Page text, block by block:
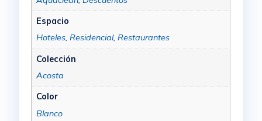
Espacio
Hoteles, Residencial, Restaurantes
Colección
Acosta
Color
Blanco